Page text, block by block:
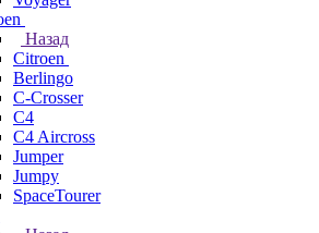
Назад
Citroen
Berlingo
C-Crosser
C4
C4 Aircross
Jumper
Jumpy
SpaceTourer